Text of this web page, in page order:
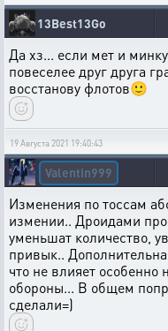
13Best13Go
Да хз... если мет и
повеселее друг друга
восстанову флотов🙂
19 Августа 2021 19:40:43
Valentin999
Изменения по тоссам
измении.. Дроидами
уменьшат количество,
привык..
что не влияет особенно
обороны... В общем
сделали=)